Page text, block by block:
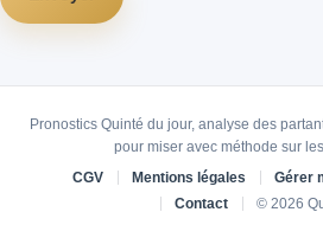
Pronostics Quinté du jour, analyse des
pour miser avec méthode sur
CGV
Mentions légales Gérer
Contact
© 2026